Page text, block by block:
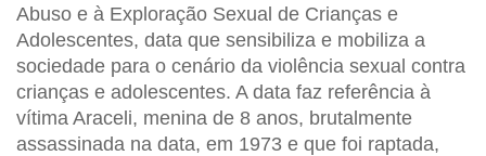
Abuso e à Exploração Sexual de Crianças e
Adolescentes, data que sensibiliza e mobiliza a
sociedade para o cenário da violência sexual contra
crianças e adolescentes. A data faz referência à
vítima Araceli, menina de 8 anos, brutalmente
assassinada na data, em 1973 e que foi raptada,